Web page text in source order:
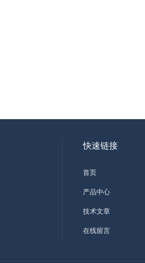
快速链接
首页
产品中心
技术文章
在线留言